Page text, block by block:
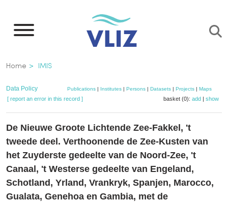
main
Breadcrumb
Home IMIS
Data Policy Publications | Institutes | Persons | Datasets | Projects | Maps
[ report an error in this record ] basket (0): add | show
De Nieuwe Groote Lichtende Zee-Fakkel, 't
tweede deel. Verthoonende de Zee-Kusten van
het Zuyderste gedeelte van de Noord-Zee, 't
Canaal, 't Westerse gedeelte van Engeland,
Schotland, Yrland, Vrankryk, Spanjen, Marocco,
Gualata, Genehoa en Gambia, met de